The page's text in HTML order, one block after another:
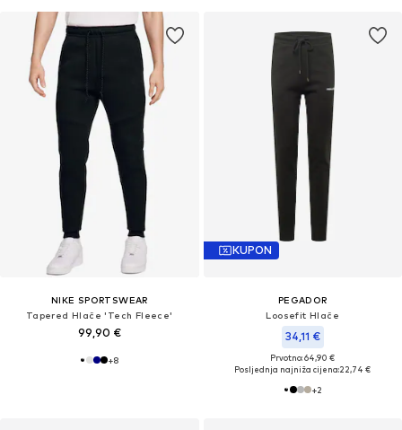
NIKE SPORTSWEAR
Tapered Hlače 'Tech Fleece'
99,90 €
+8
KUPON
PEGADOR
Loosefit Hlače
34,11 €
Prvotno: 64,90 €
Posljednja najniža cijena:22,74 €
+2